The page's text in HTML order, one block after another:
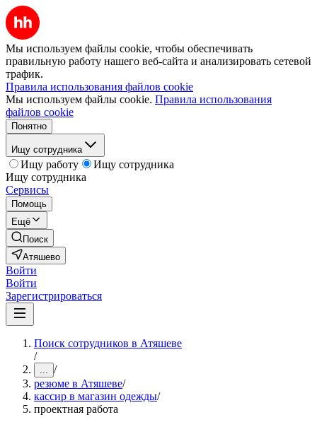
Мы используем файлы cookie, чтобы обеспечивать
правильную работу нашего веб-сайта и анализировать сетевой
трафик.
Правила использования файлов cookie
Мы используем файлы cookie. Правила использования
файлов cookie
Понятно
Ищу сотрудника
Ищу работу
Ищу сотрудника
Ищу сотрудника
Сервисы
Помощь
Ещё
Поиск
Атяшево
Войти
Войти
Зарегистрироваться
Поиск сотрудников в Атяшеве
/
... /
резюме в Атяшеве/
кассир в магазин одежды/
проектная работа